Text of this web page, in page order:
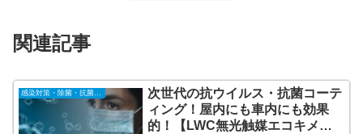
関連記事
感染対策・除菌・抗菌・抗ウィルス
次世代の抗ウイルス・抗菌コーテ
ィング！屋内にも車内にも効果
的！【LWC無光触媒エコキメ